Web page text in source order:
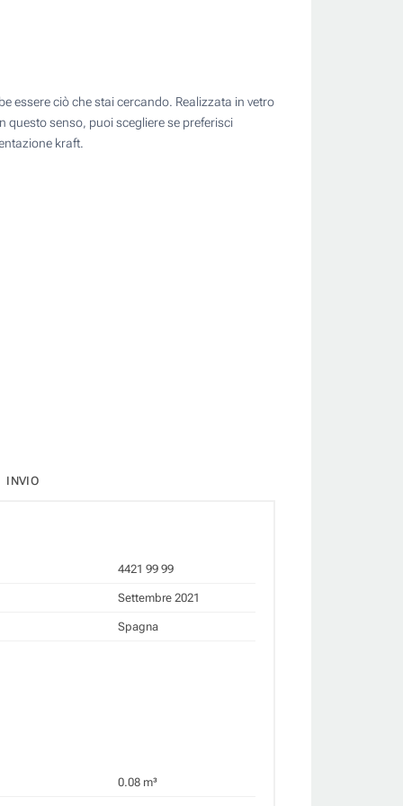
essere ciò che stai cercando. Realizzata in vetro
questo senso, puoi scegliere se preferisci
kraft.
INVIO
4421 99 99
Settembre 2021
Spagna
0.08 m³